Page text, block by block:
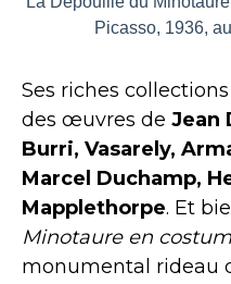
Picasso, 1936,
Ses riches
des œuvres de Jean
Burri, Vasarely,
Marcel Duchamp,
Mapplethorpe. Et
Minotaure en
monumental rideau